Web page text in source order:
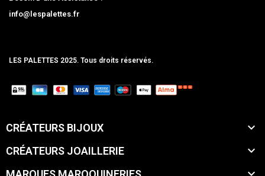
info@lespalettes.fr
LES PALETTES 2025. Tous droits réservés.
CRÉATEURS BIJOUX 
CRÉATEURS JOAILLERIE 